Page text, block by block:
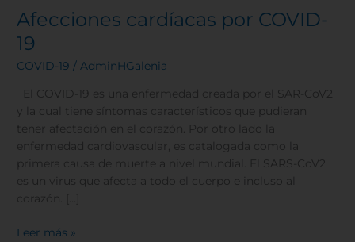
Afecciones cardíacas por COVID-
19
COVID-19 /AdminHGalenia
El COVID-19 es una enfermedad creada por el SAR-CoV2
y la cual tiene síntomas característicos que pudieran
tener afectación en el corazón. Por otro lado la
enfermedad cardiovascular, es catalogada como la
primera causa de muerte a nivel mundial. El SARS-CoV2
es un virus que afecta a todo el cuerpo e incluso al
corazón. […]
Afecciones
por
COVID-
Leer más »